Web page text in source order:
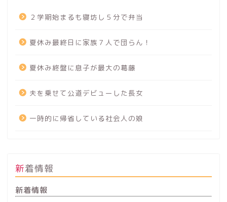
２学期始まるも寝坊し５分で弁当
夏休み最終日に家族７人で団らん！
夏休み終盤に息子が最大の葛藤
夫を乗せて公道デビューした長女
一時的に帰省している社会人の娘
新着情報
新着情報